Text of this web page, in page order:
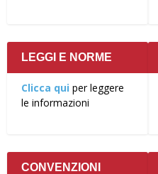
LEGGI E NORME
Clicca qui per leggere
le informazioni
CONVENZIONI